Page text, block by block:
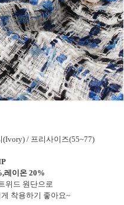
/ 프리사이즈(55~77)
레이온 20%
위드 원단으로
착용하기 좋아요~